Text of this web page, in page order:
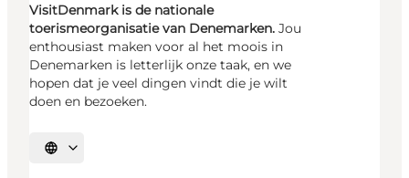
VisitDenmark is de nationale
toerismeorganisatie van Denemarken. Jou
enthousiast maken voor al het moois in
Denemarken is letterlijk onze taak, en we
hopen dat je veel dingen vindt die je wilt
doen en bezoeken.
Selecteer taal